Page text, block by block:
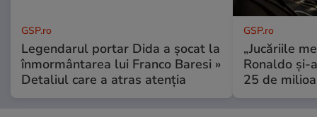
GSP.ro
Legendarul portar Dida a șocat la
înmormântarea lui Franco Baresi »
Detaliul care a atras atenția
GSP.ro
„Jucăriile
Ronaldo și-
25 de